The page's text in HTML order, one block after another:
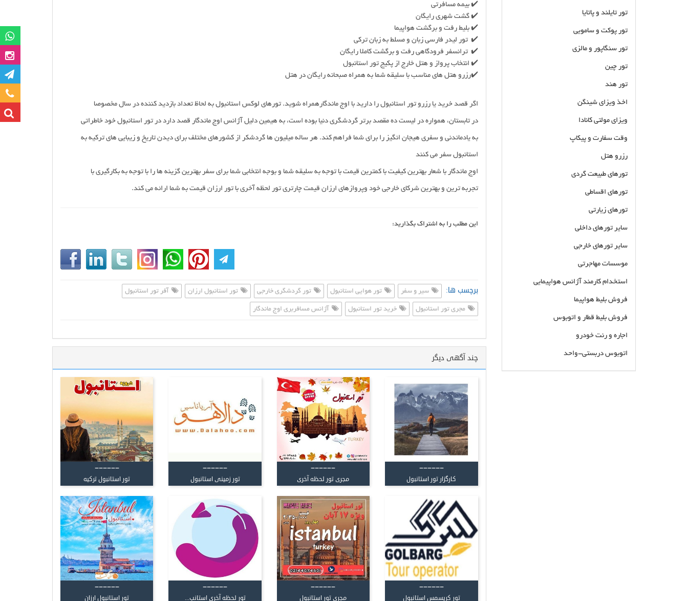
✔️ بیمه مسافرتی
✔️ گشت شهری رایگان
✔️ بلیط رفت و برگشت هواپیما
✔️ تور لیدر فارسی زبان و مسلط به زبان ترکی
✔️ ترانسفر فرودگاهی رفت و برگشت کاملا رایگان
✔️ انتخاب پرواز و هتل خارج از پکیج تور استانبول
✔️رزرو هتل های مناسب با سلیقه شما به همراه صبحانه رایگان در هتل
اگر قصد خرید یا رزرو تور استانبول را دارید با اوج ماندگارهمراه شوید. تورهای لوکس استانبول به لحاظ تعداد بازدید کننده در سال مخصوصا
در تابستان، همواره در لیست ده مقصد برتر گردشگری دنیا بوده است، به هیمین دلیل آژانس اوج ماندگار قصد دارد در تور استانبول خود خاطراتی
به یادماندنی و سفری هیجان انگیز را برای شما فراهم کند. هر ساله میلیون ها گردشکر از کشورهای مختلف برای دیدن تاریخ و زیبایی های ترکیه به
استانبول سفر می کنند
اوج ماندگار با شعار بهترین کیفیت با کمترین قیمت با توجه به سلیقه شما و بوجه انتخابی شما برای سفر بهترین گزینه ها را با توجه به بکارگیری با
تجربه ترین و بهترین شرکای خارجی خود وپروازهای ارزان قیمت چارتری تور لحظه آخری با تور ارزان قیمت به شما ارائه می کند.
این مطلب را به اشتراک بگذارید:
برچسب ها: سیر و سفر تور هوایی استانبول تور گردشگری خارجی تور استانبول ارزان آفر تور استانبول
مجری تور استانبول خرید تور استانبول آژانس مسافربری اوج ماندگار
چند آگهی دیگر
------
کارگزار تور استانبول
------
مجری تور لحظه آخری
------
تور زمینی استانبول
------
تور استانبول ترکیه
------
تور کریسمس استانبول
------
مجری تور استانبول
------
تور لحظه آخری استانب...
------
تور استانبول ارزان
تور تایلند و پاتایا
تور پوکت و سامویی
تور سنگاپور و مالزی
تور چین
تور هند
اخذ ویزای شینگن
ویزای مولتی کانادا
وقت سفارت و پیکاپ
رزرو هتل
تورهای طبیعت گردی
تورهای اقساطی
تورهای زیارتی
سایر تورهای داخلی
سایر تورهای خارجی
موسسات مهاجرتی
استخدام کارمند آژانس هواپیمایی
فروش بلیط هواپیما
فروش بلیط قطار و اتوبوس
اجاره و رنت خودرو
اتوبوس دربستی-واحد